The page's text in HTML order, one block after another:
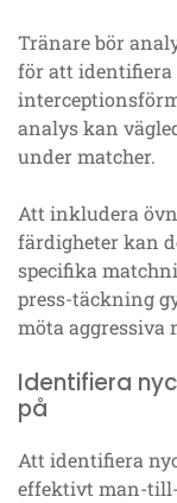
Tränare bör
för att identifiera
analys kan
under matcher.
Att inkludera
färdigheter kan
specifika
press-täckning
möta aggressiva
Identifiera
på
Att identifiera
effektivt man-